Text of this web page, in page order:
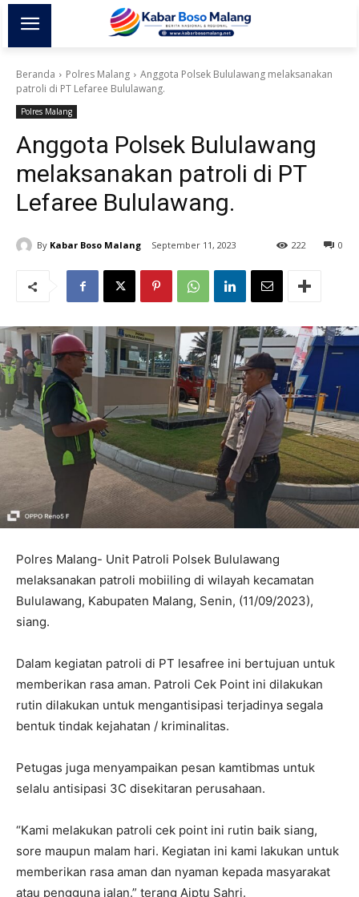
Beranda Polres Malang
Anggota Polsek Bululawang melaksanakan
patroli di PT Lefaree Bululawang.
Polres Malang
Anggota Polsek Bululawang
melaksanakan patroli di PT
Lefaree Bululawang.
By Kabar Boso Malang September 11, 2023 0
222
Polres Malang- Unit Patroli Polsek Bululawang
melaksanakan patroli mobiiling di wilayah kecamatan
Bululawang, Kabupaten Malang, Senin, (11/09/2023),
siang.
Dalam kegiatan patroli di PT lesafree ini bertujuan untuk
memberikan rasa aman. Patroli Cek Point ini dilakukan
rutin dilakukan untuk mengantisipasi terjadinya segala
bentuk tindak kejahatan / kriminalitas.
Petugas juga menyampaikan pesan kamtibmas untuk
selalu antisipasi 3C disekitaran perusahaan.
“Kami melakukan patroli cek point ini rutin baik siang,
sore maupun malam hari. Kegiatan ini kami lakukan untuk
memberikan rasa aman dan nyaman kepada masyarakat
atau pengguna jalan.” terang Aiptu Sahri.